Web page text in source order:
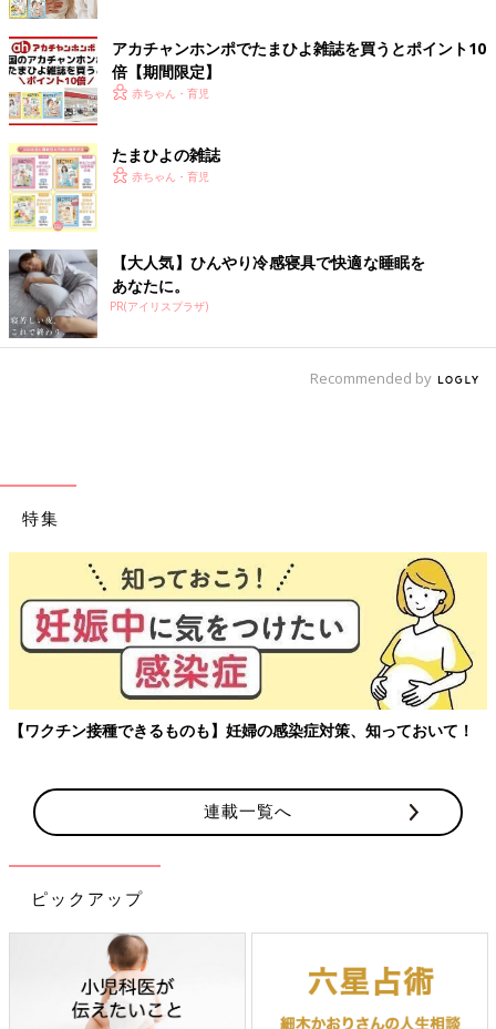
アカチャンホンポでたまひよ雑誌を買うとポイント10
倍【期間限定】
赤ちゃん・育児
たまひよの雑誌
赤ちゃん・育児
【大人気】ひんやり冷感寝具で快適な睡眠を
あなたに。
PR(アイリスプラザ)
Recommended by
特集
【ワクチン接種できるものも】妊婦の感染症対策、知っておいて！
連載一覧へ
ピックアップ